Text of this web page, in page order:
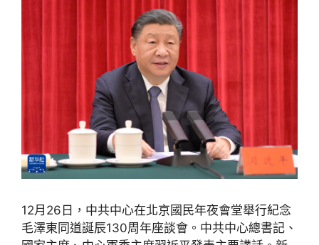
12月26日，中共中心在北京國民年夜會堂舉行紀念
毛澤東同道誕辰130周年座談會。中共中心總書記、